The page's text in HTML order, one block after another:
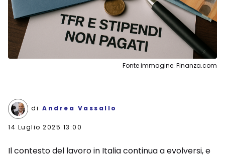
Fonte immagine: Finanza.com
di Andrea Vassallo
14 Luglio 2025 13:00
Il contesto del lavoro in Italia continua a evolversi, e